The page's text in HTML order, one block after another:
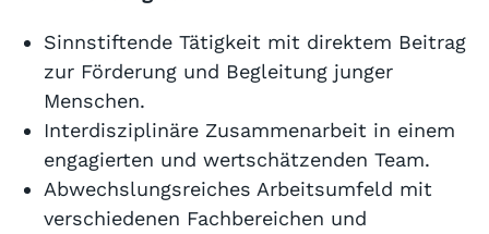
Sinnstiftende Tätigkeit mit direktem Beitrag
zur Förderung und Begleitung junger
Menschen.
Interdisziplinäre Zusammenarbeit in einem
engagierten und wertschätzenden Team.
Abwechslungsreiches Arbeitsumfeld mit
verschiedenen Fachbereichen und